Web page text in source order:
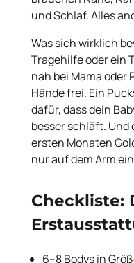
und Schlaf. Alles
Was sich wirklich
Tragehilfe oder ein
nah bei Mama oder
Hände frei. Ein
dafür, dass dein
besser schläft. Und
ersten Monaten
nur auf dem Arm
Checkliste:
6–8 Bodys in